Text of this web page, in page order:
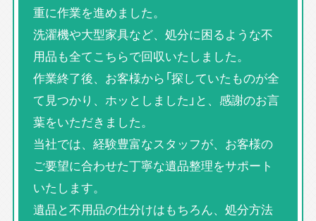
重に作業を進めました。
洗濯機や大型家具など、処分に困るような不
用品も全てこちらで回収いたしました。
作業終了後、お客様から「探していたものが全
て見つかり、ホッとしました」と、感謝のお言
葉をいただきました。
当社では、経験豊富なスタッフが、お客様の
ご要望に合わせた丁寧な遺品整理をサポート
いたします。
遺品と不用品の仕分けはもちろん、処分方法